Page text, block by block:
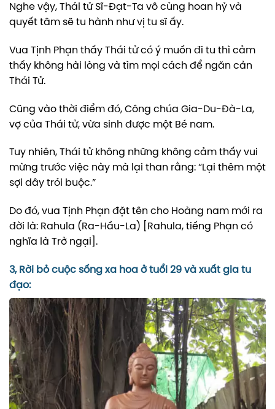
Nghe vậy, Thái tử Sĩ-Đạt-Ta vô cùng hoan hỷ và
quyết tâm sẽ tu hành như vị tu sĩ ấy.
Vua Tịnh Phạn thấy Thái tử có ý muốn đi tu thì cảm
thấy không hài lòng và tìm mọi cách để ngăn cản
Thái Tử.
Cũng vào thời điểm đó, Công chúa Gia-Du-Đà-La,
vợ của Thái tử, vừa sinh được một Bé nam.
Tuy nhiên, Thái tử không những không cảm thấy vui
mừng trước việc này mà lại than rằng: “Lại thêm một
sợi dây trói buộc.”
Do đó, vua Tịnh Phạn đặt tên cho Hoàng nam mới ra
đời là: Rahula (Ra-Hầu-La) [Rahula, tiếng Phạn có
nghĩa là Trở ngại].
3, Rời bỏ cuộc sống xa hoa ở tuổi 29 và xuất gia tu
đạo: